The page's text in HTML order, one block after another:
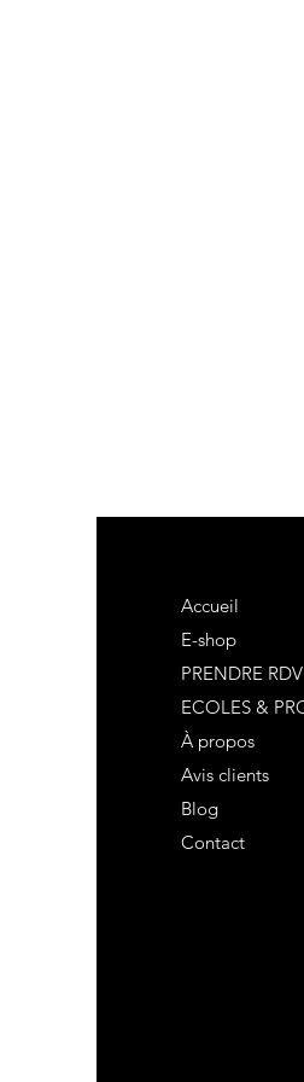
Accueil
E-shop
PRENDRE RDV
ECOLES &
À propos
Avis clients
Blog
Contact